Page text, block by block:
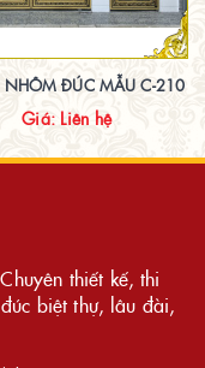
ĐÚC MẪU C-210
Giá: Liên hệ
thiết kế, thi
biệt thự, lâu đài,